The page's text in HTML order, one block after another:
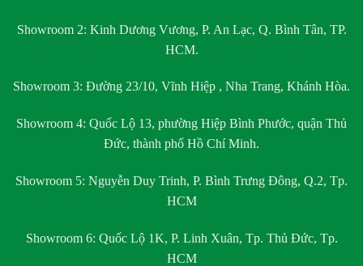
Showroom 2: Kinh Dương Vương, P. An Lạc, Q. Bình Tân, TP.
HCM.
Showroom 3: Đường 23/10, Vĩnh Hiệp , Nha Trang, Khánh Hòa.
Showroom 4: Quốc Lộ 13, phường Hiệp Bình Phước, quận Thủ
Đức, thành phố Hồ Chí Minh.
Showroom 5: Nguyễn Duy Trinh, P. Bình Trưng Đông, Q.2, Tp.
HCM
Showroom 6: Quốc Lộ 1K, P. Linh Xuân, Tp. Thủ Đức, Tp.
HCM